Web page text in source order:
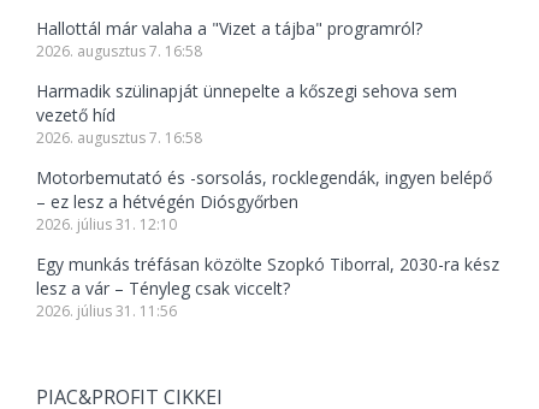
Hallottál már valaha a "Vizet a tájba" programról?
2026. augusztus 7. 16:58
Harmadik szülinapját ünnepelte a kőszegi sehova sem
vezető híd
2026. augusztus 7. 16:58
Motorbemutató és -sorsolás, rocklegendák, ingyen belépő
– ez lesz a hétvégén Diósgyőrben
2026. július 31. 12:10
Egy munkás tréfásan közölte Szopkó Tiborral, 2030-ra kész
lesz a vár – Tényleg csak viccelt?
2026. július 31. 11:56
PIAC&PROFIT CIKKEI